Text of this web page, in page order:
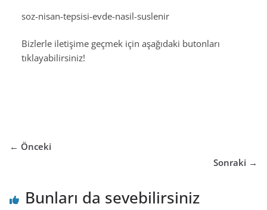
soz-nisan-tepsisi-evde-nasil-suslenir
Bizlerle iletişime geçmek için aşağıdaki butonları
tıklayabilirsiniz!
← Önceki
Sonraki →
Bunları da sevebilirsiniz